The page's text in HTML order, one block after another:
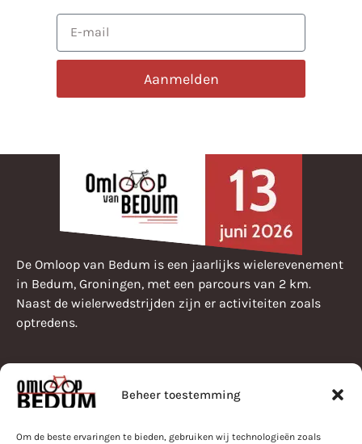
Beheer toestemming
Om de beste ervaringen te bieden, gebruiken wij technologieën zoals
Aanmelden
De Omloop van Bedum is een jaarlijks wielerevenement
in Bedum, Groningen, met een parcours van 2 km.
Naast de wielerwedstrijden zijn er activiteiten zoals
optredens.
Pearle Omloop van Bedum